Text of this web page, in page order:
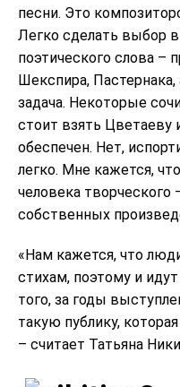
песни. Это
Легко сделать выбор
поэтического слова –
Шекспира,
задача. Некоторые
стоит взять Цветаеву
обеспечен. Нет,
легко. Мне кажется,
человека творческого
собственных
«Нам кажется, что
стихам, поэтому и
того, за годы
такую публику,
– считает Татьяна